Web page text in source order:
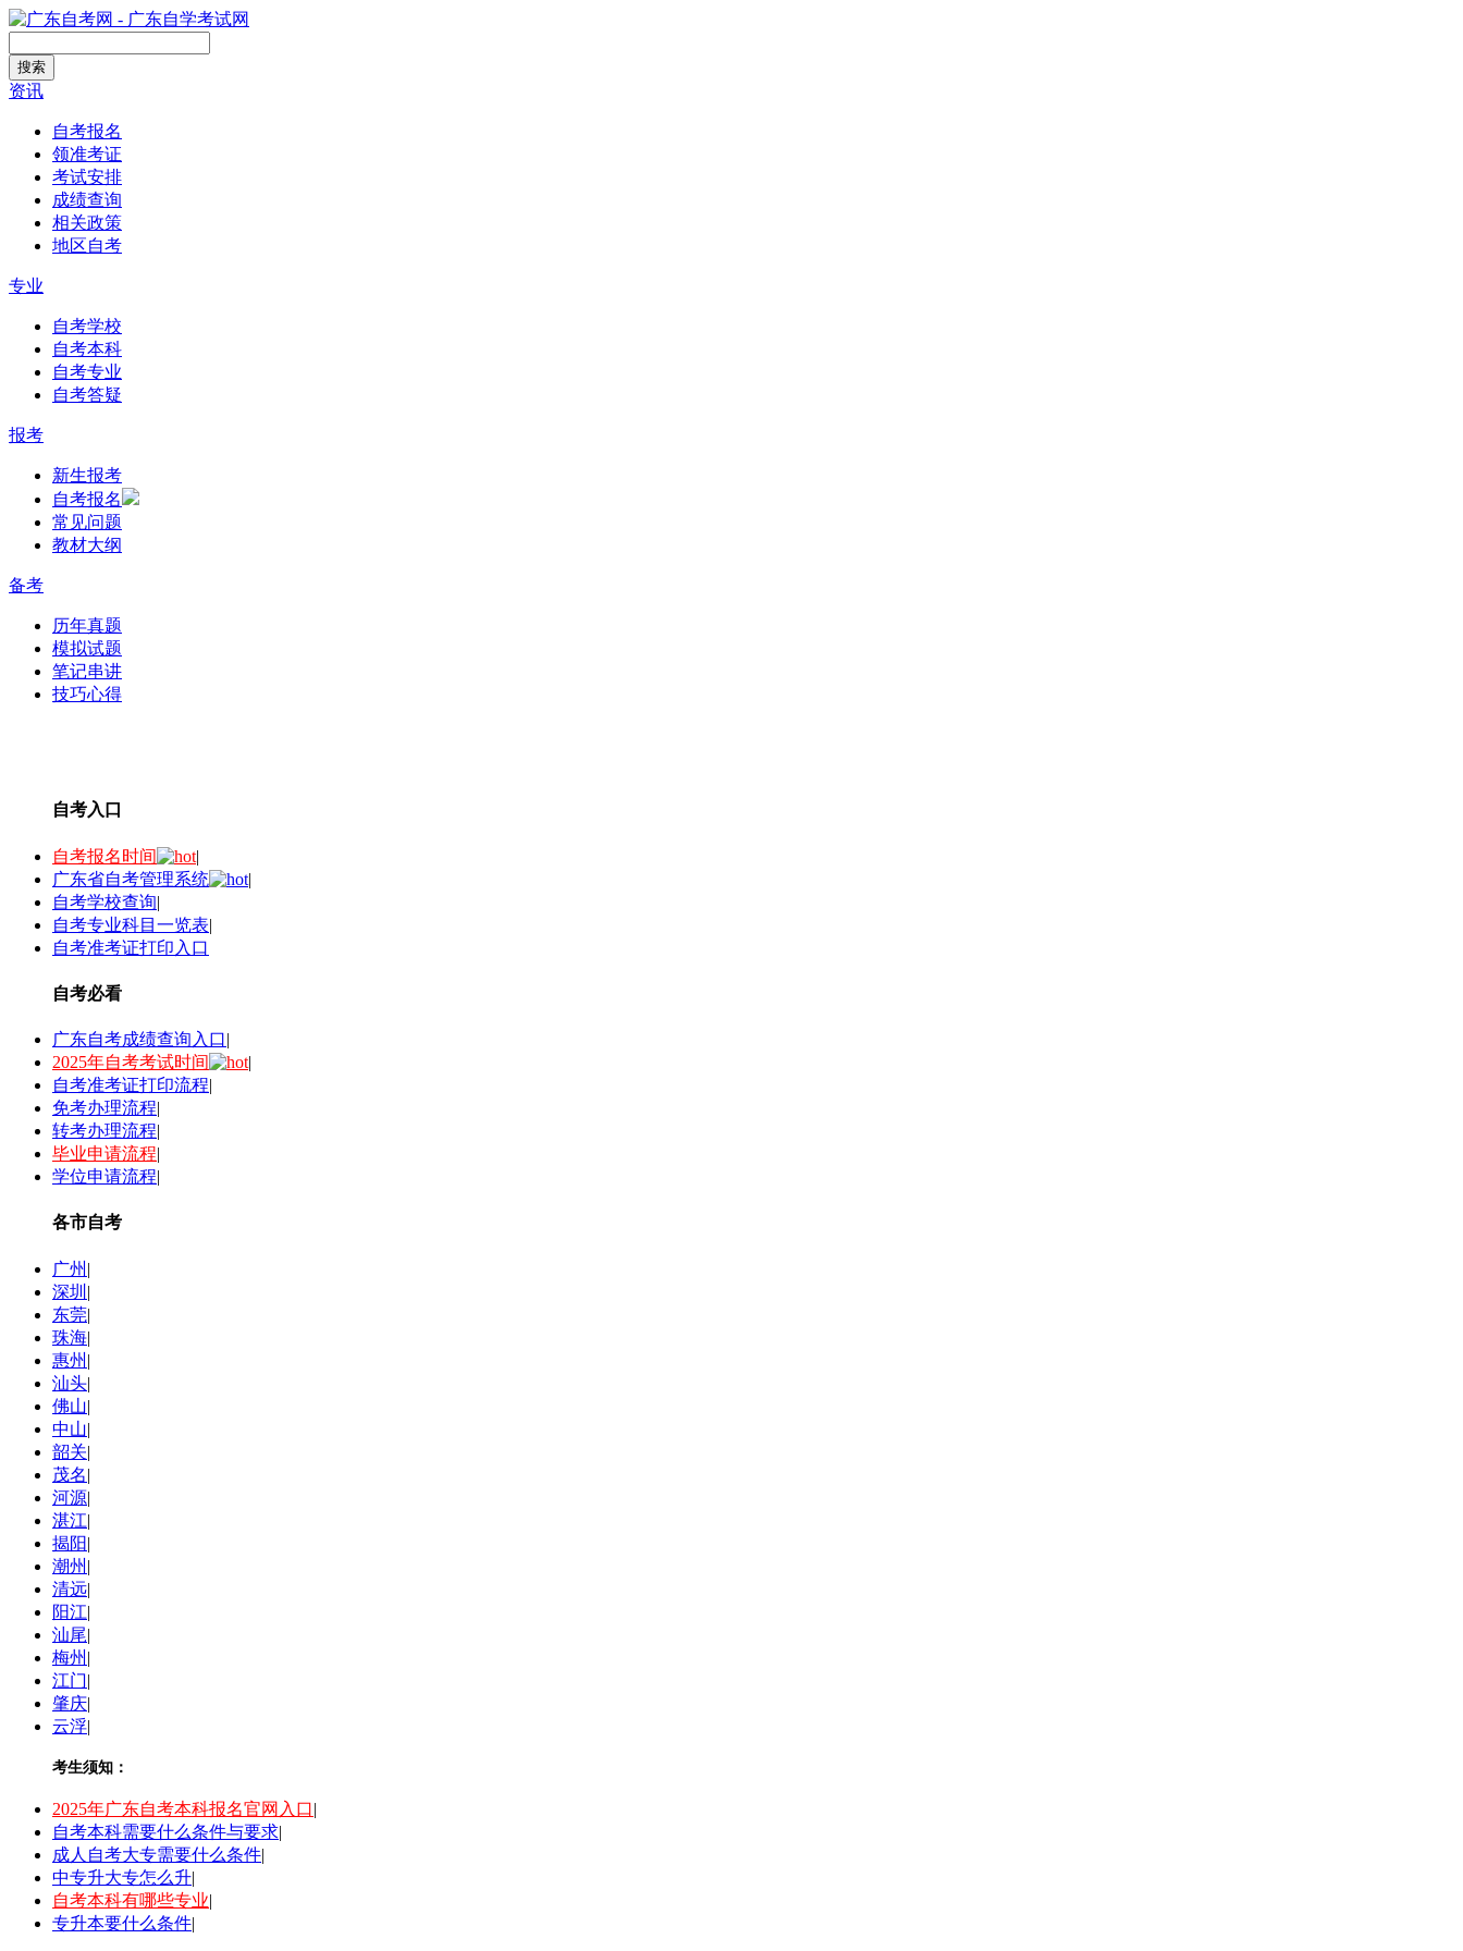
搜索
资讯
自考报名
领准考证
考试安排
成绩查询
相关政策
地区自考
专业
自考学校
自考本科
自考专业
自考答疑
报考
新生报考
自考报名
常见问题
教材大纲
备考
历年真题
模拟试题
笔记串讲
技巧心得
自考入口
自考报名时间
|
广东省自考管理系统
|
自考学校查询|
自考专业科目一览表|
自考准考证打印入口
自考必看
广东自考成绩查询入口|
2025年自考考试时间
|
自考准考证打印流程|
免考办理流程|
转考办理流程|
毕业申请流程|
学位申请流程|
各市自考
广州 |
深圳 |
东莞|
珠海|
惠州 |
汕头|
佛山|
中山|
韶关|
茂名|
河源|
湛江|
揭阳|
潮州 |
清远|
阳江|
汕尾|
梅州 |
江门|
肇庆|
云浮|
考生须知：
2025年广东自考本科报名官网入口|
自考本科需要什么条件与要求|
成人自考大专需要什么条件|
中专升大专怎么升|
自考本科有哪些专业|
专升本要什么条件|